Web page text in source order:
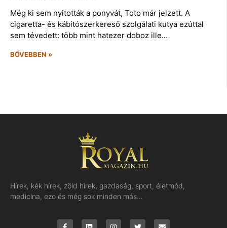
Még ki sem nyitották a ponyvát, Toto már jelzett. A
cigaretta- és kábítószerkereső szolgálati kutya ezúttal
sem tévedett: több mint hatezer doboz ille…
BŐVEBBEN »
Hírek, kék hírek, zöld hírek, gazdaság, sport, életmód,
medicina, ezo és még sok minden más…